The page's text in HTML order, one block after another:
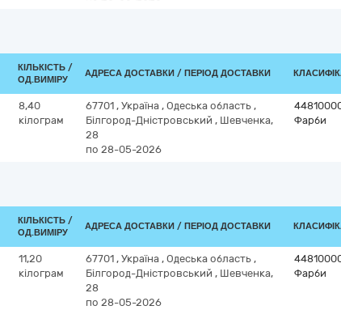
КІЛЬКІСТЬ /
ОД.ВИМІРУ
АДРЕСА ДОСТАВКИ / ПЕРІОД ДОСТАВКИ
8,40
кілограм
67701 , Україна , Одеська область ,
Білгород-Дністровський , Шевченка,
28
по 28-05-2026
Фарби
КІЛЬКІСТЬ /
ОД.ВИМІРУ
АДРЕСА ДОСТАВКИ / ПЕРІОД ДОСТАВКИ
11,20
кілограм
67701 , Україна , Одеська область ,
Білгород-Дністровський , Шевченка,
28
по 28-05-2026
Фарби